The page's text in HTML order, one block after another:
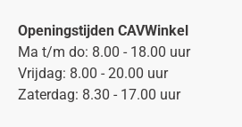
Openingstijden CAVWinkel
Ma t/m do: 8.00 - 18.00 uur
Vrijdag: 8.00 - 20.00 uur
Zaterdag: 8.30 - 17.00 uur